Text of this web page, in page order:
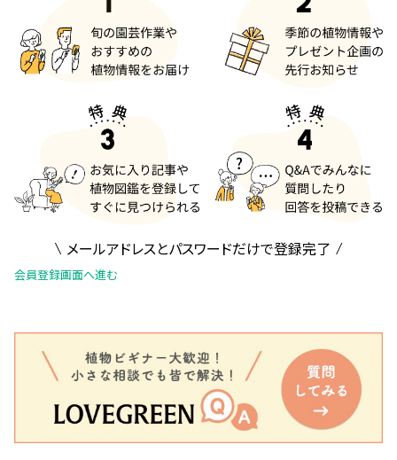
メールアドレスとパスワードだけで登録完了
会員登録画面へ進む